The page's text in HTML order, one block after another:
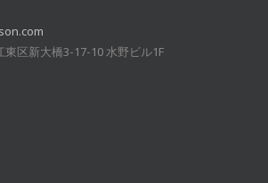
東区新大橋3-17-10 水野ビル1F